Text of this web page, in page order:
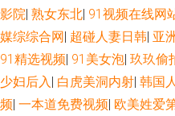
伦精品 亚洲人人鲁 国产浮力麻豆影
线999 五月丁香成人版 激情日韩无
国产不卡啪啪啪 99福利精品 国产
影院| 熟女东北| 91视频在线网
媒综综合网| 超碰人妻日韩| 亚
91精选视频| 91美女泡| 玖玖偷
少妇后入| 白虎美洞内射| 韩国
频| 一本道免费视频| 欧美姓爱